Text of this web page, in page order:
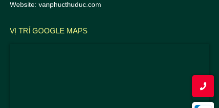
Website: vanphucthuduc.com
VỊ TRÍ GOOGLE MAPS